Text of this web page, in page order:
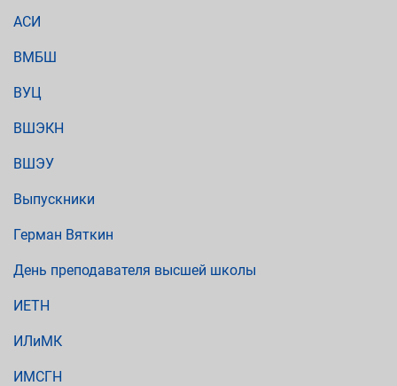
АСИ
ВМБШ
ВУЦ
ВШЭКН
ВШЭУ
Выпускники
Герман Вяткин
День преподавателя высшей школы
ИЕТН
ИЛиМК
ИМСГН